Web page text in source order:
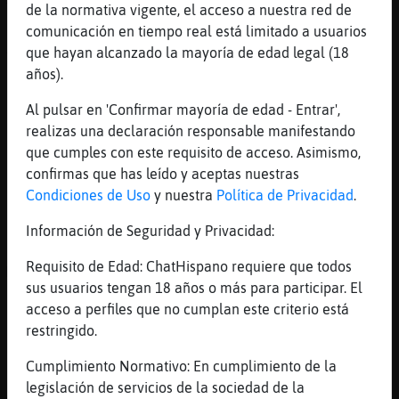
de la normativa vigente, el acceso a nuestra red de
comunicación en tiempo real está limitado a usuarios
que hayan alcanzado la mayoría de edad legal (18
años).
Al pulsar en 'Confirmar mayoría de edad - Entrar',
realizas una declaración responsable manifestando
que cumples con este requisito de acceso. Asimismo,
confirmas que has leído y aceptas nuestras
Condiciones de Uso y nuestra Política de Privacidad.
Información de Seguridad y Privacidad:
Requisito de Edad: ChatHispano requiere que todos
sus usuarios tengan 18 años o más para participar. El
acceso a perfiles que no cumplan este criterio está
restringido.
Cumplimiento Normativo: En cumplimiento de la
legislación de servicios de la sociedad de la
Te toman como si uno fuera tonto
[13:58] Cabra\Fuerte
Y encima con gracias
[13:59]
Pero yo se estar y tengo una cosa que se
llama respeto por el no tener identidad
aqui no da luegar a faltar,pues me contengo
y no me pongo a tu altura
[13:59] Cabra\Fuerte
La verdad siempre esta ahi
Me daría vergüenza que me diesen lecciones
de vida
[14:00]
Caracol-Rapaz
no tienes otra cosa que hacer? xD
[14:01] Cabra\Fuerte
Ahora saltas,eso a ti no te incumbe si